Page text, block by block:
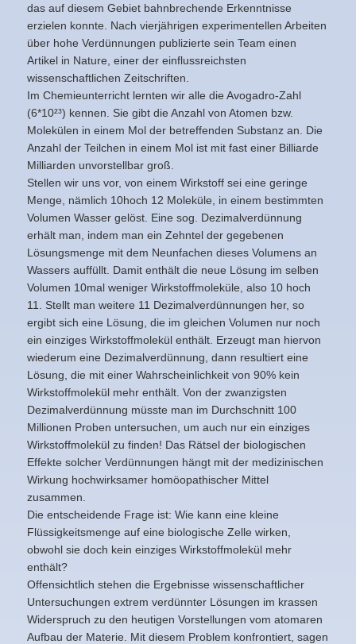
das auf diesem Gebiet bahnbrechende Erkenntnisse
erzielen konnte. Nach vierjährigen experimentellen Arbeiten
über hohe Verdünnungen publizierte sein Team einen
Artikel in Nature, einer der einflussreichsten
wissenschaftlichen Zeitschriften.
Im Chemieunterricht lernten wir alle die Avogadro-Zahl
(6*10²³) kennen. Sie gibt die Anzahl von Atomen bzw.
Molekülen in einem Mol der betreffenden Substanz an. Die
Anzahl der Teilchen in einem Mol ist mit fast einer Billiarde
Milliarden unvorstellbar groß.
Stellen wir uns vor, von einem Wirkstoff sei eine geringe
Menge, nämlich 10hoch 12 Moleküle, in einem bestimmten
Volumen Wasser gelöst. Eine sog. Dezimalverdünnung
erhält man, indem man ein Zehntel der gegebenen
Lösungsmenge mit dem Neunfachen dieses Volumens an
Wassers auffüllt. Damit enthält die neue Lösung im selben
Volumen 10mal weniger Wirkstoffmoleküle, also 10 hoch
11. Stellt man weitere 11 Dezimalverdünnungen her, so
ergibt sich eine Lösung, die im gleichen Volumen nur noch
ein einziges Wirkstoffmolekül enthält. Erzeugt man hiervon
wiederum eine Dezimalverdünnung, dann resultiert eine
Lösung, die mit einer Wahrscheinlichkeit von 90% kein
Wirkstoffmolekül mehr enthält. Von der zwanzigsten
Dezimalverdünnung müsste man im Durchschnitt 100
Millionen Proben untersuchen, um auch nur ein einziges
Wirkstoffmolekül zu finden! Das Rätsel der biologischen
Effekte solcher Verdünnungen hängt mit der medizinischen
Wirkung hochwirksamer homöopathischer Mittel
zusammen.
Die entscheidende Frage ist: Wie kann eine kleine
Flüssigkeitsmenge auf eine biologische Zelle wirken,
obwohl sie doch kein einziges Wirkstoffmolekül mehr
enthält?
Offensichtlich stehen die Ergebnisse wissenschaftlicher
Untersuchungen extrem verdünnter Lösungen im krassen
Widerspruch zu den heutigen Vorstellungen vom atomaren
Aufbau der Materie. Mit diesem Problem konfrontiert, sagen